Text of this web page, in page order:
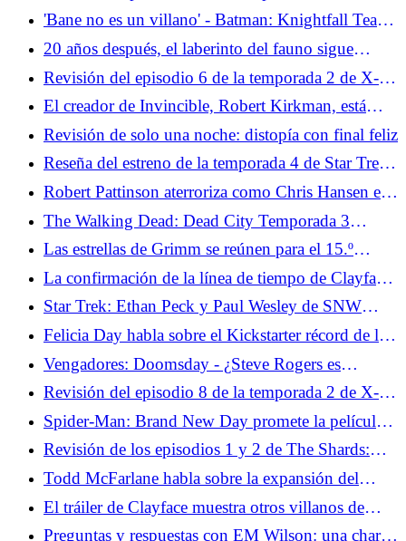
of the Dragon: El extraño nos ofrece descanso
'Bane no es un villano' - Batman: Knightfall Team
sobre la adaptación del cómic que rompió el
murciélago
20 años después, el laberinto del fauno sigue
reflejando la realidad que quieres ver
Revisión del episodio 6 de la temporada 2 de X-
Men '97: Los peligros de la evolución
El creador de Invincible, Robert Kirkman, está
intentando "eliminar lo aburrido" de los cómics
Revisión de solo una noche: distopía con final feliz
Reseña del estreno de la temporada 4 de Star Trek:
Strange New Worlds - Valles Marineris
Robert Pattinson aterroriza como Chris Hansen en
el tráiler completo en horario estelar
The Walking Dead: Dead City Temporada 3
Episodio 2 Revisión - Booby Trapped
Las estrellas de Grimm se reúnen para el 15.º
aniversario y revelan dónde se encuentra la película
La confirmación de la línea de tiempo de Clayface
plantea preguntas sobre la DCU
Star Trek: Ethan Peck y Paul Wesley de SNW
sobre la forja de la amistad entre Kirk y Spock
Felicia Day habla sobre el Kickstarter récord de la
película The Guild Reunion
Vengadores: Doomsday - ¿Steve Rogers es
realmente Steve Rogers?
Revisión del episodio 8 de la temporada 2 de X-
Men '97: Jugando una mala mano
Spider-Man: Brand New Day promete la película
de Spidey más oscura hasta el momento
Revisión de los episodios 1 y 2 de The Shards:
conozca a los psicópatas adolescentes
estadounidenses de la autoficción autoerótica
Todd McFarlane habla sobre la expansión del
universo Spawn antes de su gran aniversario
El tráiler de Clayface muestra otros villanos de
Batman
Preguntas y respuestas con EM Wilson: una charla